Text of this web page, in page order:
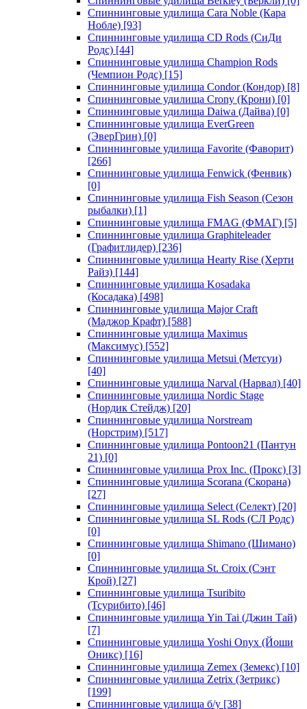
Спиннинговые удилища Cara Noble (Кара
Нобле) [93]
Спиннинговые удилища CD Rods (СиДи
Родс) [44]
Спиннинговые удилища Champion Rods
(Чемпион Родс) [15]
Спиннинговые удилища Condor (Кондор) [8]
Спиннинговые удилища Crony (Крони) [0]
Спиннинговые удилища Daiwa (Дайва) [0]
Спиннинговые удилища EverGreen
(ЭверГрин) [0]
Спиннинговые удилища Favorite (Фаворит)
[266]
Спиннинговые удилища Fenwick (Фенвик)
[0]
Спиннинговые удилища Fish Season (Сезон
рыбалки) [1]
Спиннинговые удилища FMAG (ФМАГ) [5]
Спиннинговые удилища Graphiteleader
(Графитлидер) [236]
Спиннинговые удилища Hearty Rise (Херти
Райз) [144]
Спиннинговые удилища Kosadaka
(Косадака) [498]
Спиннинговые удилища Major Craft
(Маджор Крафт) [588]
Спиннинговые удилища Maximus
(Максимус) [552]
Спиннинговые удилища Metsui (Метсуи)
[40]
Спиннинговые удилища Narval (Нарвал) [40]
Спиннинговые удилища Nordic Stage
(Нордик Стейдж) [20]
Спиннинговые удилища Norstream
(Норстрим) [517]
Спиннинговые удилища Pontoon21 (Пантун
21) [0]
Спиннинговые удилища Prox Inc. (Прокс) [3]
Спиннинговые удилища Scorana (Скорана)
[27]
Спиннинговые удилища Select (Селект) [20]
Спиннинговые удилища SL Rods (СЛ Родс)
[0]
Спиннинговые удилища Shimano (Шимано)
[0]
Спиннинговые удилища St. Croix (Сэнт
Крой) [27]
Спиннинговые удилища Tsuribito
(Тсурибито) [46]
Спиннинговые удилища Yin Tai (Джин Тай)
[7]
Спиннинговые удилища Yoshi Onyx (Йоши
Оникс) [16]
Спиннинговые удилища Zemex (Земекс) [10]
Спиннинговые удилища Zetrix (Зетрикс)
[199]
Спиннинговые удилища б/у [38]